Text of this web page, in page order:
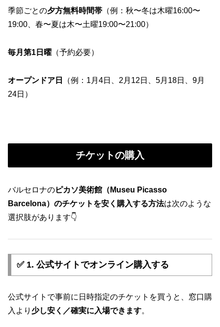
季節ごとの夕方無料時間帯 （例：秋〜冬は木曜16:00〜
19:00、春〜夏は木〜土曜19:00〜21:00）
毎月第1日曜 （予約必要）
オープンドア日
（例：1月4日、2月12日、5月18日、9月
24日）
チケットの購入
バルセロナのピカソ美術館（Museu Picasso
Barcelona）のチケットを安く購入する方法は次のような
選択肢があります👇
✅ 1. 公式サイトでオンライン購入する
公式サイトで事前に日時指定のチケットを買うと、窓口購
入より 少し安く／確実に入場できます。